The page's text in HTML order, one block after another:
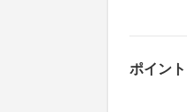
ポイント